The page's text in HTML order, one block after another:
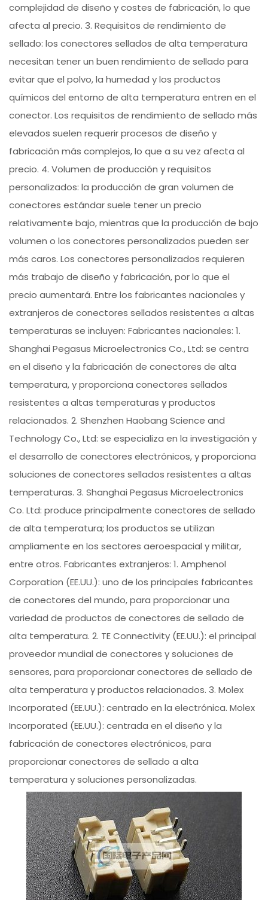
complejidad de diseño y costes de fabricación, lo que
afecta al precio. 3. Requisitos de rendimiento de
sellado: los conectores sellados de alta temperatura
necesitan tener un buen rendimiento de sellado para
evitar que el polvo, la humedad y los productos
químicos del entorno de alta temperatura entren en el
conector. Los requisitos de rendimiento de sellado más
elevados suelen requerir procesos de diseño y
fabricación más complejos, lo que a su vez afecta al
precio. 4. Volumen de producción y requisitos
personalizados: la producción de gran volumen de
conectores estándar suele tener un precio
relativamente bajo, mientras que la producción de bajo
volumen o los conectores personalizados pueden ser
más caros. Los conectores personalizados requieren
más trabajo de diseño y fabricación, por lo que el
precio aumentará. Entre los fabricantes nacionales y
extranjeros de conectores sellados resistentes a altas
temperaturas se incluyen: Fabricantes nacionales: 1.
Shanghai Pegasus Microelectronics Co., Ltd: se centra
en el diseño y la fabricación de conectores de alta
temperatura, y proporciona conectores sellados
resistentes a altas temperaturas y productos
relacionados. 2. Shenzhen Haobang Science and
Technology Co., Ltd: se especializa en la investigación y
el desarrollo de conectores electrónicos, y proporciona
soluciones de conectores sellados resistentes a altas
temperaturas. 3. Shanghai Pegasus Microelectronics
Co. Ltd: produce principalmente conectores de sellado
de alta temperatura; los productos se utilizan
ampliamente en los sectores aeroespacial y militar,
entre otros. Fabricantes extranjeros: 1. Amphenol
Corporation (EE.UU.): uno de los principales fabricantes
de conectores del mundo, para proporcionar una
variedad de productos de conectores de sellado de
alta temperatura. 2. TE Connectivity (EE.UU.): el principal
proveedor mundial de conectores y soluciones de
sensores, para proporcionar conectores de sellado de
alta temperatura y productos relacionados. 3. Molex
Incorporated (EE.UU.): centrado en la electrónica. Molex
Incorporated (EE.UU.): centrada en el diseño y la
fabricación de conectores electrónicos, para
proporcionar conectores de sellado a alta
temperatura y soluciones personalizadas.